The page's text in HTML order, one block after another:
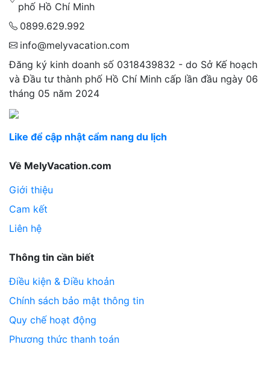
phố Hồ Chí Minh
0899.629.992
info@melyvacation.com
Đăng ký kinh doanh số 0318439832 - do Sở Kế hoạch
và Đầu tư thành phố Hồ Chí Minh cấp lần đầu ngày 06
tháng 05 năm 2024
Like để cập nhật cẩm nang du lịch
Về MelyVacation.com
Giới thiệu
Cam kết
Liên hệ
Thông tin cần biết
Điều kiện & Điều khoản
Chính sách bảo mật thông tin
Quy chế hoạt động
Phương thức thanh toán